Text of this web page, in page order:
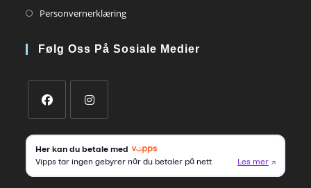
tab
in
new
PersonvernerklæringOpens
a
Følg Oss På Sosiale Medier
in
new
in
a
new